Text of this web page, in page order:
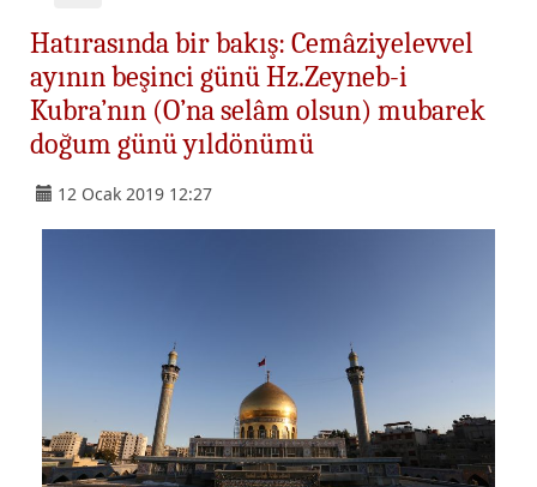
Hatırasında bir bakış: Cemâziyelevvel
ayının beşinci günü Hz.Zeyneb-i
Kubra’nın (O’na selâm olsun) mubarek
doğum günü yıldönümü
12 Ocak 2019 12:27